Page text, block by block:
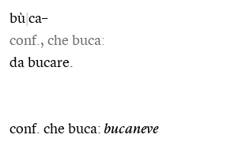
bù ca–
conf., che buca:
da bucare.
conf. che buca: bucaneve